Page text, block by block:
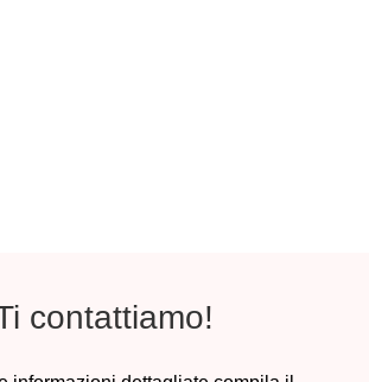
contattiamo!